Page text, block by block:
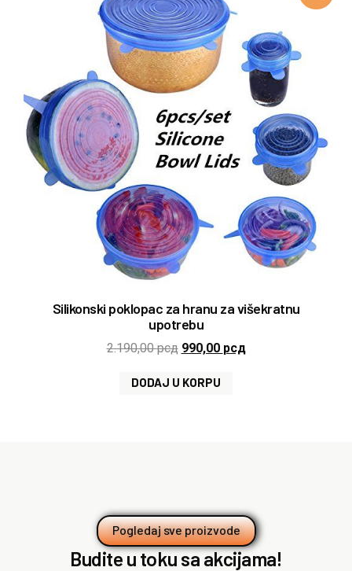
Silikonski poklopac za hranu za višekratnu
upotrebu
2.190,00рсд 990,00 рсд
DODAJ U KORPU
Pogledaj sve proizvode
Budite u toku sa akcijama!